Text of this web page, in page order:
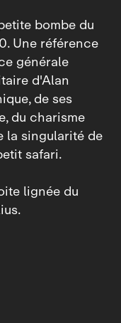
bombe du
Une référence
générale
d'Alan
de ses
du charisme
la singularité de
safari.
lignée du